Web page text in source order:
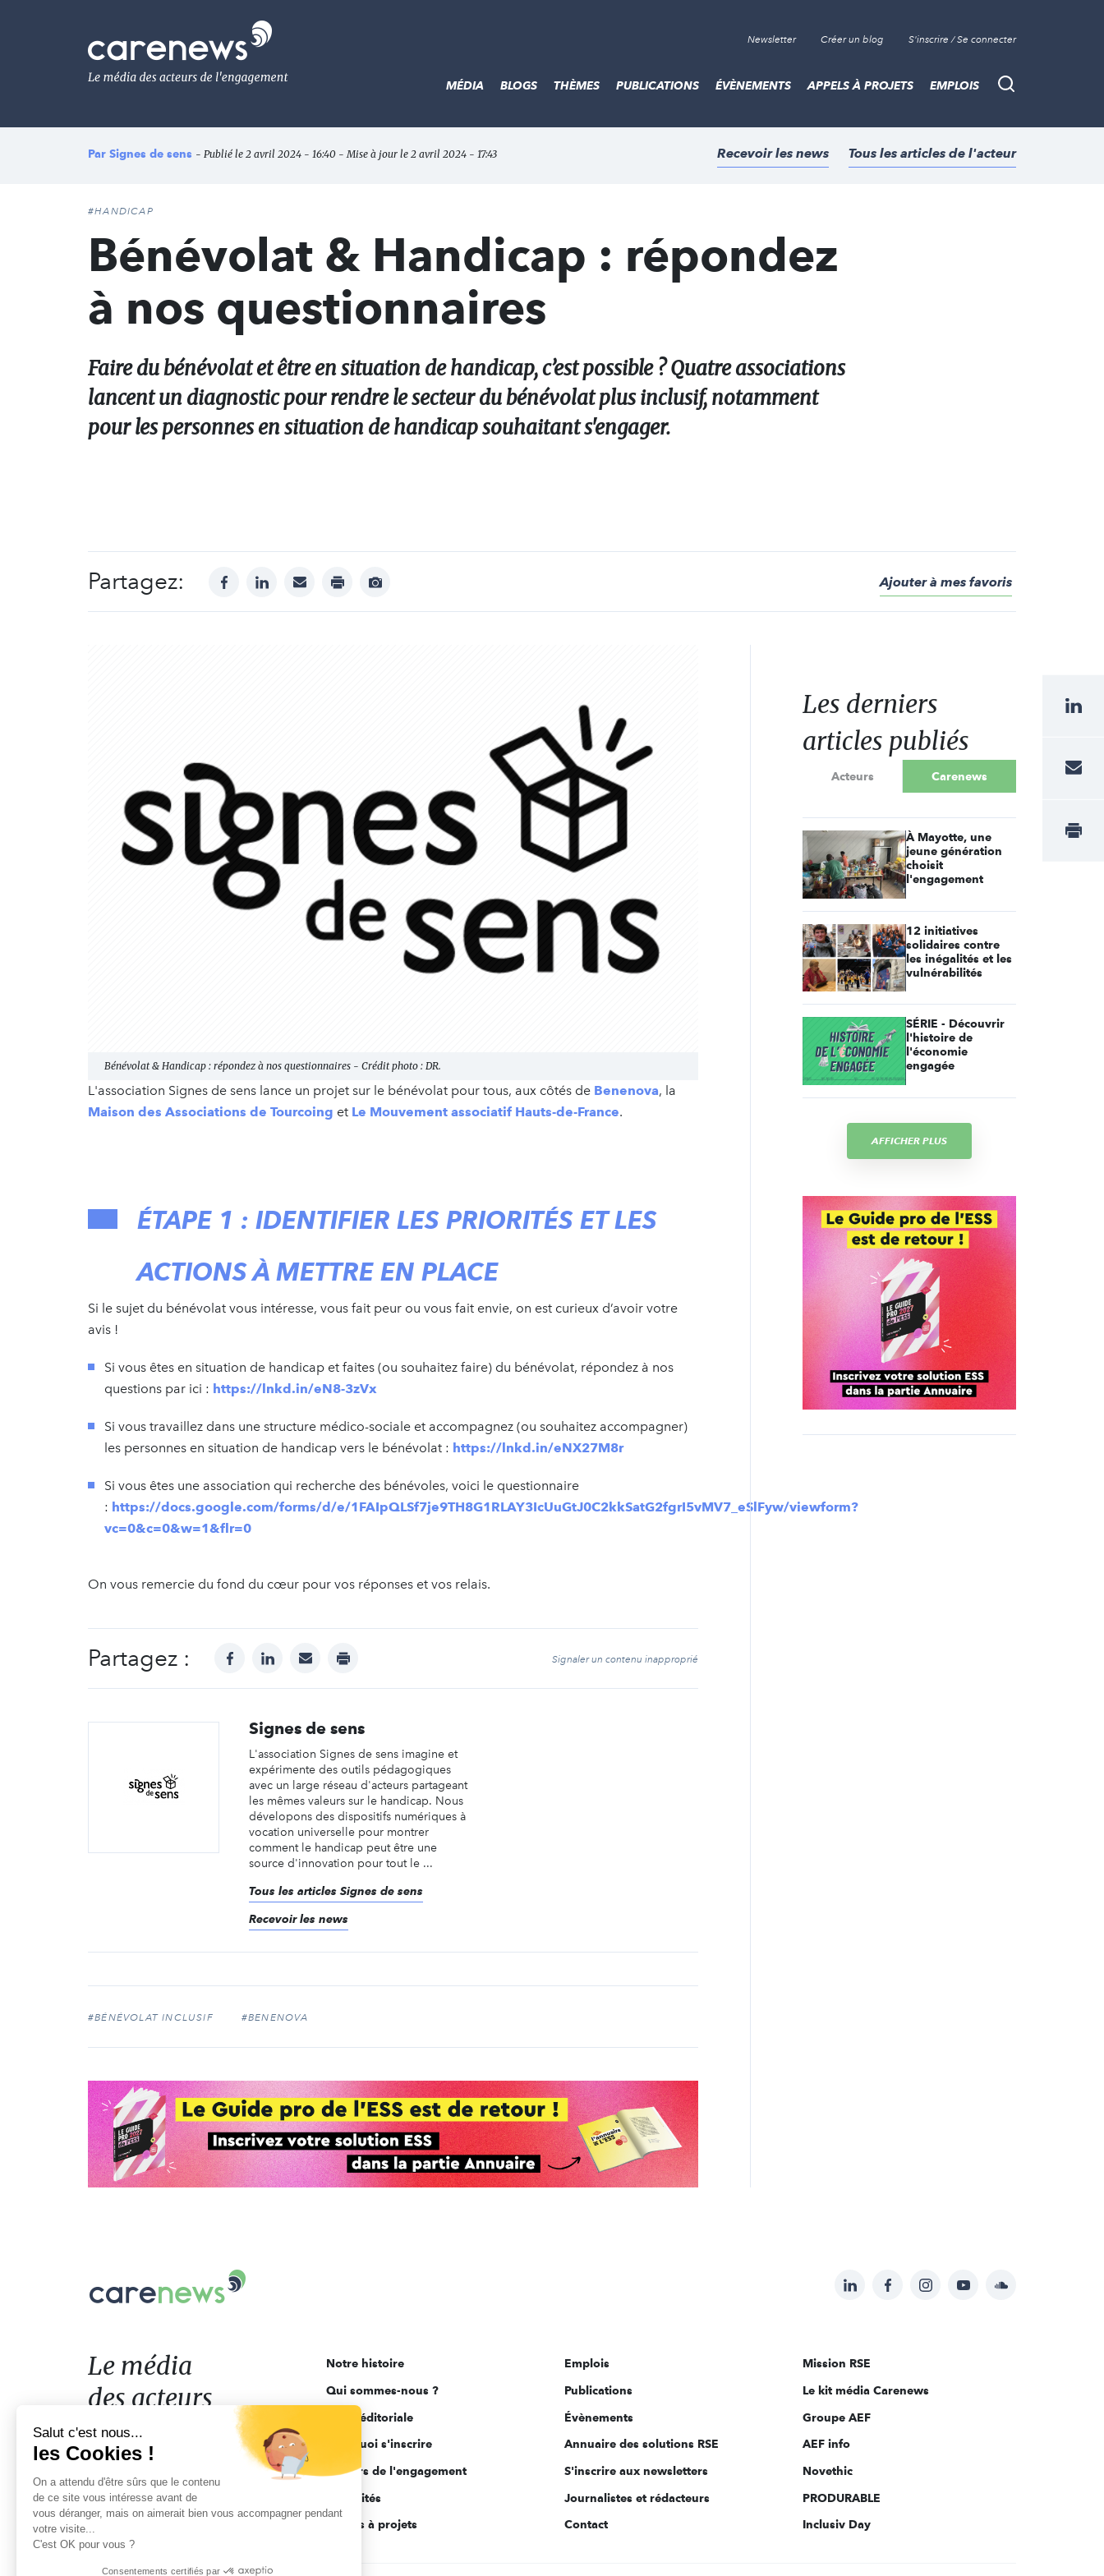
Le
média
de
l'engagement
Newsletter Créer un blog S'inscrire / Se connecter
Recherche
MÉDIA BLOGS THÈMES PUBLICATIONS ÉVÈNEMENTS APPELS À PROJETS EMPLOIS
Par Signes de sens - Publié le 2 avril 2024 - 16:40 - Mise à jour le 2 avril 2024 - 17:43 Recevoir les news Tous les articles de l'acteur
#HANDICAP
Bénévolat & Handicap : répondez
à nos questionnaires
Faire du bénévolat et être en situation de handicap, c’est possible ? Quatre associations
lancent un diagnostic pour rendre le secteur du bénévolat plus inclusif, notamment
pour les personnes en situation de handicap souhaitant s'engager.
Partagez: facebooklinkedinmail print
Afficher
Ajouter à mes favoris
Bénévolat & Handicap : répondez à nos questionnaires - Crédit photo : DR.
L'association Signes de sens lance un projet sur le bénévolat pour tous, aux côtés de Benenova, la
Maison des Associations de Tourcoing et Le Mouvement associatif Hauts-de-France.
ÉTAPE 1 : IDENTIFIER LES PRIORITÉS ET LES
ACTIONS À METTRE EN PLACE
Si le sujet du bénévolat vous intéresse, vous fait peur ou vous fait envie, on est curieux d’avoir votre
avis !
Si vous êtes en situation de handicap et faites (ou souhaitez faire) du bénévolat, répondez à nos
questions par ici : https://lnkd.in/eN8-3zVx
Si vous travaillez dans une structure médico-sociale et accompagnez (ou souhaitez accompagner)
les personnes en situation de handicap vers le bénévolat : https://lnkd.in/eNX27M8r
Si vous êtes une association qui recherche des bénévoles, voici le questionnaire
: https://docs.google.com/forms/d/e/1FAIpQLSf7je9TH8G1RLAY3IcUuGtJ0C2kkSatG2fgrI5vMV7_eSlFyw/viewform?
vc=0&c=0&w=1&flr=0
On vous remercie du fond du cœur pour vos réponses et vos relais.
Partagez : facebooklinkedinmail print Signaler un contenu inapproprié
Signes de sens
L'association Signes de sens imagine et
expérimente des outils pédagogiques
avec un large réseau d'acteurs partageant
les mêmes valeurs sur le handicap. Nous
dévelopons des dispositifs numériques à
vocation universelle pour montrer
comment le handicap peut être une
source d'innovation pour tout le ...
Tous les articles Signes de sens
Recevoir les news
#BÉNÉVOLAT INCLUSIF #BENENOVA
Les derniers
articles publiés
Acteurs Carenews
À Mayotte, une
jeune génération
choisit
l'engagement
12 initiatives
solidaires contre
les inégalités et les
vulnérabilités
SÉRIE - Découvrir
l'histoire de
l'économie
engagée
AFFICHER PLUS
Suivez-
sur:
LinkedInFacebookInstagramYouTubeSoundcloud
Le
acteurs
de
l'engagement
Le média
des acteurs
de l'engagement
Notre histoire
Qui sommes-nous ?
Ligne éditoriale
Pourquoi s'inscrire
Acteurs de l'engagement
Actualités
Appels à projets
Emplois
Publications
Évènements
Annuaire des solutions RSE
S'inscrire aux newsletters
Journalistes et rédacteurs
Contact
Mission RSE
Le kit média Carenews
Groupe AEF
AEF info
Novethic
PRODURABLE
Inclusiv Day
Salut c'est nous...
les Cookies !
On a attendu d'être sûrs que le contenu
de ce site vous intéresse avant de
vous déranger, mais on aimerait bien vous accompagner pendant
votre visite...
C'est OK pour vous ?
Consentements certifiés par